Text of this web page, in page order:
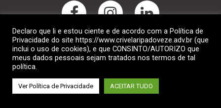
Crivelari & Padoveze Advocacia Empresarial. © 2017
Desenvolvido por
Declaro que li e estou ciente e de acordo com a Política de
Privacidade do site https://www.crivelaripadoveze.adv.br (que
inclui o uso de cookies), e que CONSINTO/AUTORIZO que
meus dados pessoais sejam tratados nos termos de tal
política.
Ver Política de Privacidade ACEITAR TUDO